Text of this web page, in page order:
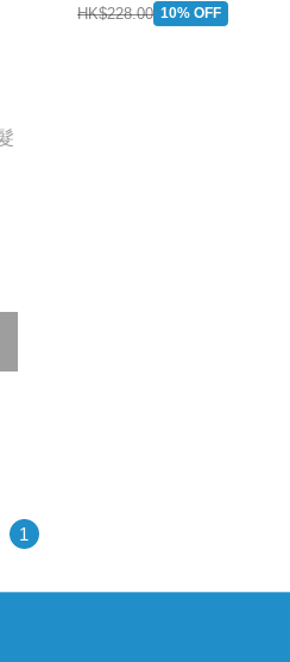
HK$228.00 10% OFF
1